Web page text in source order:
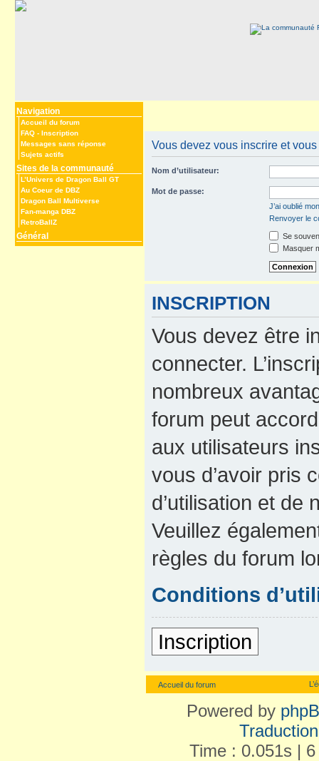
Navigation
Accueil du forum
FAQ - Inscription
Messages sans réponse
Sujets actifs
Sites de la communauté
L’Univers de Dragon Ball GT
Au Coeur de DBZ
Dragon Ball Multiverse
Fan-manga DBZ
RetroBallZ
Général
Vous devez vous inscrire et
Nom d’utilisateur:
Mot de passe:
J’ai oublié
Renvoyer le
Se
Masquer
INSCRIPTION
Vous devez être
connecter.
nombreux
forum peut
aux utilisateurs
vous d’avoir pris
d’utilisation et de
Veuillez
règles du forum
Conditions
Inscription
Accueil du forum
Powered by
Time : 0.051s |